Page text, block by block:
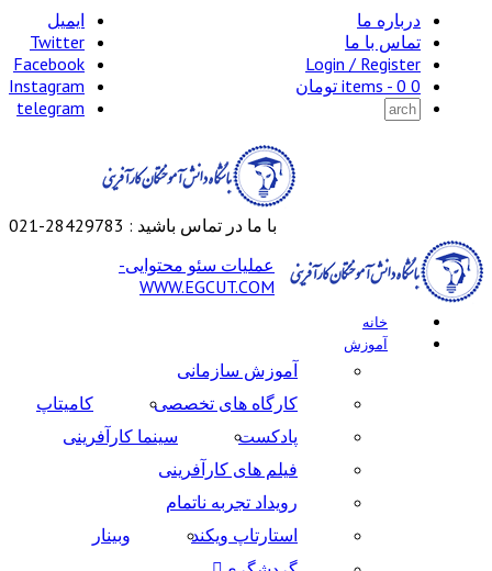
درباره ما
تماس با ما
Login / Register
0 items -
0 تومان
ایمیل
Twitter
Facebook
Instagram
telegram
با ما در تماس باشید : 28429783-021
خانه
آموزش
آموزش سازمانی
کارگاه های تخصصی
کامیتاپ
پادکست
سینما کارآفرینی
فیلم های کارآفرینی
رویداد تجربه ناتمام
استارتاپ ویکند
وبینار
عملیات سئو محتوایی-
WWW.EGCUT.COM